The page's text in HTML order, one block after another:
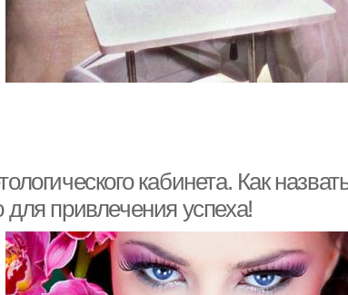
кабинета. Как
привлечения успеха!